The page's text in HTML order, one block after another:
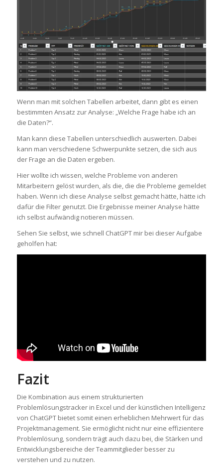
Wenn man mit solchen Tabellen arbeitet, dann gibt es einen
bestimmten Ansatz zur Analyse: „Welche Frage habe ich an
die Daten?“.
Man kann diese Tabellen unterschiedlich auswerten. Dabei
kann man verschiedene Schwerpunkte setzen, die sich aus
der Frage an die Daten ergeben.
Hier wollte ich wissen, welche Probleme von anderen
Mitarbeitern gelöst wurden, als die, die die Probleme gemeldet
haben. Wenn ich diese Analyse selbst gemacht hätte, hätte ich
dafür die Filter genutzt. Die Ergebnisse meiner Analyse hätte
ich selbst aufwändig notieren müssen.
Sehen Sie selbst, wie schnell ChatGPT mir bei dieser Aufgabe
geholfen hat:
Fazit
Die Kombination aus einem strukturierten
Problemlösungstracker in Excel und der künstlichen Intelligenz
von ChatGPT bietet somit einen erheblichen Mehrwert für das
Projektmanagement. Sie ermöglicht nicht nur eine effizientere
Problemlösung, sondern trägt auch dazu bei, die Stärken und
Entwicklungsbereiche der Teammitglieder besser zu
verstehen und zu nutzen.